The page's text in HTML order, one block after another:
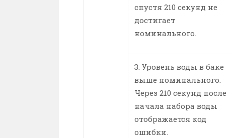
спустя 210 секунд не
достигает
номинального.
3. Уровень воды в баке
выше номинального.
Через 210 секунд после
начала набора воды
отображается код
ошибки.